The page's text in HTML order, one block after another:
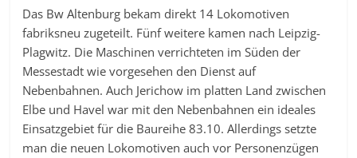
Das Bw Altenburg bekam direkt 14 Lokomotiven
fabriksneu zugeteilt. Fünf weitere kamen nach Leipzig-
Plagwitz. Die Maschinen verrichteten im Süden der
Messestadt wie vorgesehen den Dienst auf
Nebenbahnen. Auch Jerichow im platten Land zwischen
Elbe und Havel war mit den Nebenbahnen ein ideales
Einsatzgebiet für die Baureihe 83.10. Allerdings setzte
man die neuen Lokomotiven auch vor Personenzügen